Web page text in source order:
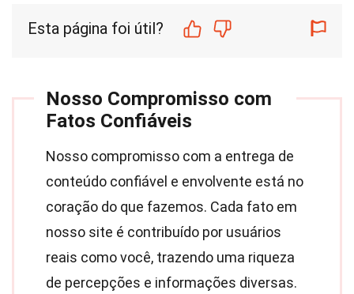
Esta página foi útil?
Nosso Compromisso com
Fatos Confiáveis
Nosso compromisso com a entrega de
conteúdo confiável e envolvente está no
coração do que fazemos. Cada fato em
nosso site é contribuído por usuários
reais como você, trazendo uma riqueza
de percepções e informações diversas.